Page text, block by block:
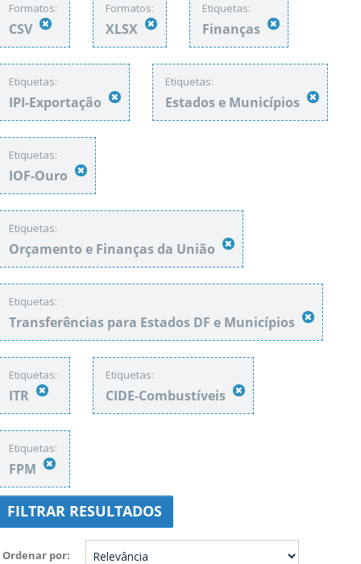
Formatos:
CSV
Formatos:
XLSX
Etiquetas:
Finanças
Etiquetas:
IPI-Exportação
Etiquetas:
Estados e Municípios
Etiquetas:
IOF-Ouro
Etiquetas:
Orçamento e Finanças da União
Etiquetas:
Transferências para Estados DF e Municípios
Etiquetas:
ITR
Etiquetas:
CIDE-Combustíveis
Etiquetas:
FPM
FILTRAR RESULTADOS
Ordenar por